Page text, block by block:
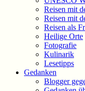
Reisen mit
Reisen mit
Reisen als
Heilige Orte
Fotografie
Kulinarik
Lesetipps
Gedanken
Blogger